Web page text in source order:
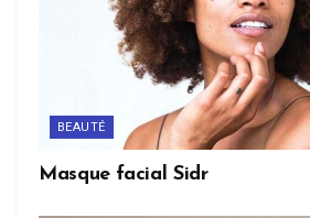
BEAUTÉ
Masque facial Sidr